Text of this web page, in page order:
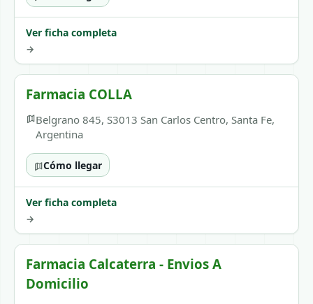
Ver ficha completa
→
Farmacia COLLA
Belgrano 845, S3013 San Carlos Centro, Santa Fe,
Argentina
Cómo llegar
Ver ficha completa
→
Farmacia Calcaterra - Envios A
Domicilio